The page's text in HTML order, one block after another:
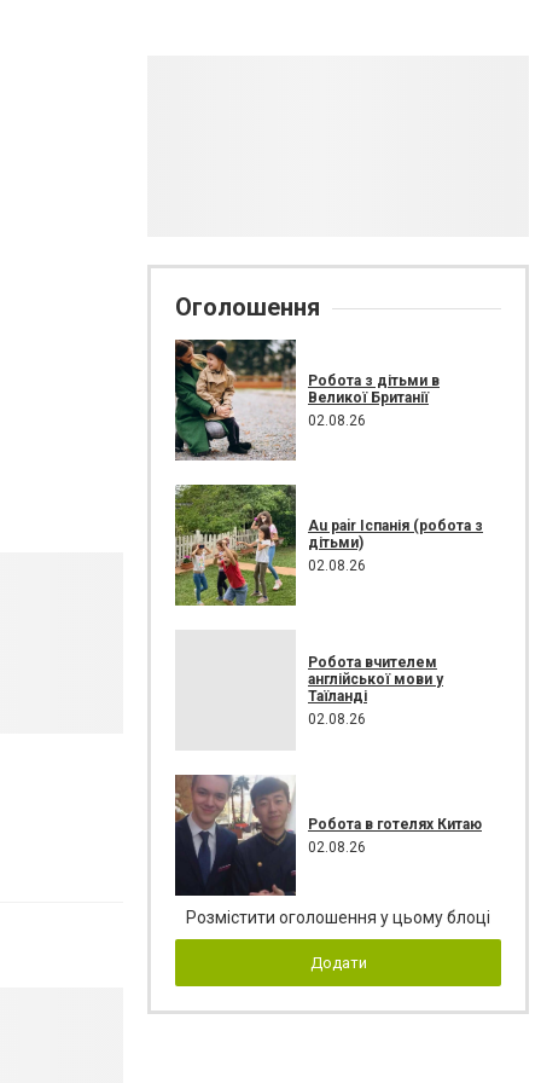
Оголошення
Робота з дітьми в
Великої Британії
02.08.26
Au pair Іспанія (робота з
дітьми)
02.08.26
Робота вчителем
англійської мови у
Таїланді
02.08.26
Робота в готелях Китаю
02.08.26
Розмістити оголошення у цьому блоці
Додати